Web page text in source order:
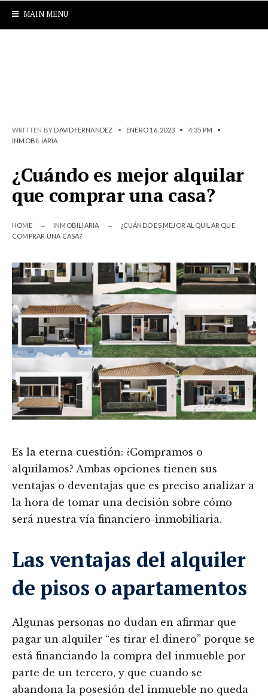
MAIN MENU
WRITTEN BY DAVIDFERNANDEZ • ENERO 16, 2023 • 4:35 PM
•
INMOBILIARIA
¿Cuándo es mejor alquilar
que comprar una casa?
HOME INMOBILIARIA
¿CUÁNDO ES MEJOR ALQUILAR QUE
COMPRAR UNA CASA?
Es la eterna cuestión: ¿Compramos o
alquilamos? Ambas opciones tienen sus
ventajas o deventajas que es preciso analizar a
la hora de tomar una decisión sobre cómo
será nuestra vía financiero-inmobiliaria.
Las ventajas del alquiler
de pisos o apartamentos
Algunas personas no dudan en afirmar que
pagar un alquiler “es tirar el dinero” porque se
está financiando la compra del inmueble por
parte de un tercero, y que cuando se
abandona la posesión del inmueble no queda